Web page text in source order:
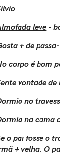
leve -
+ de
corpo é bom
vontade
no
na cama
o pai fosse o
+ velha. O